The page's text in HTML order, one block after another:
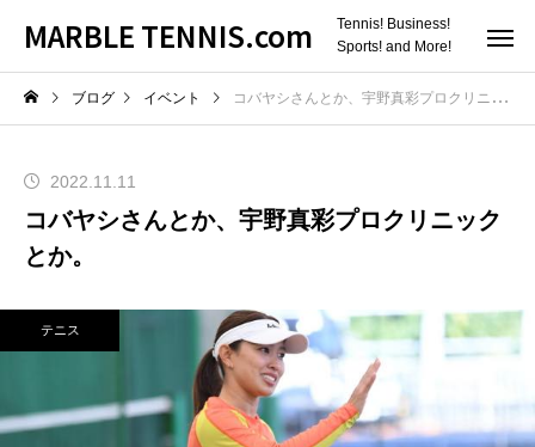
MARBLE TENNIS.com
Tennis! Business!
Sports! and More!
ブログ イベント コバヤシさんとか、宇野真彩プロクリニックとか。
2022.11.11
コバヤシさんとか、宇野真彩プロクリニック
とか。
テニス